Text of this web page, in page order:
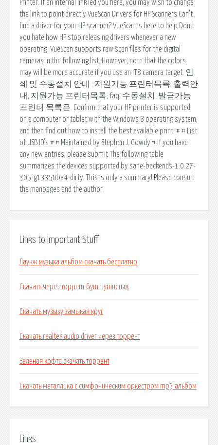
Printer. If an internal link led you here, you may wish to change
the link to point directly VueScan Drivers for HP Scanners Can't
find a driver for your HP scanner? VueScan is here to help Don't
you hate how HP stop releasing drivers whenever a new
operating. VueScan supports raw scan files for the digital
cameras in the following list. However, note that the colors
may will be more accurate if you use an IT8 camera target. 인
쇄 및 수동설치 안내 : 지원가능 프린터목록. 출력안
내; 지원가능 프린터목록; faq; 수동설치; 발급가능
프린터 목록은. Confirm that your HP printer is supported
on a computer or tablet with the Windows 8 operating system,
and then find out how to install the best available print. # # List
of USB ID's # # Maintained by Stephen J. Gowdy # If you have
any new entries, please submit The following table
summarizes the devices supported by sane-backends-1.0.27-
305-g13350ba4-dirty. This is only a summary! Please consult
the manpages and the author.
Links to Important Stuff
Лаунж музыка альбом скачать бесплатно
Скачать через торрент бунт пушистых
Скачать музыку замыкая круг
Скачать realtek audio driver через торрент
Зеленая кофта скачать торрент
Скачать металлика с симфоническим оркестром mp3 альбом
Links